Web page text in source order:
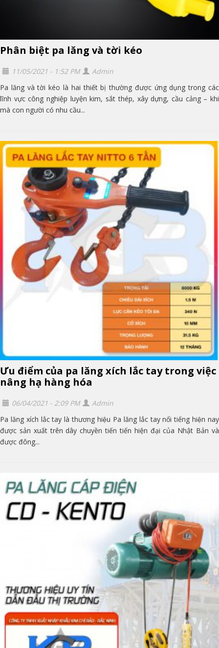
Phân biệt pa lăng và tời kéo
11/05/2021 - 1:52 PM
Admin
Pa lăng và tời kéo là hai thiết bị thường được ứng dụng trong các
lĩnh vực công nghiệp luyện kim, sắt thép, xây dựng, cầu cảng – khi
mà con người có nhu cầu...
Ưu điểm của pa lăng xích lắc tay trong việc
nâng hạ hàng hóa
06/04/2021 - 2:09 PM
Admin
Pa lăng xích lắc tay là thương hiệu Pa lăng lắc tay nổi tiếng hiện nay
được sản xuất trên dây chuyền tiến tiến hiện đại của Nhật Bản và
được đông...